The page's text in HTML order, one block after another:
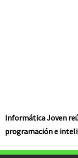
Informática Joven
programación e